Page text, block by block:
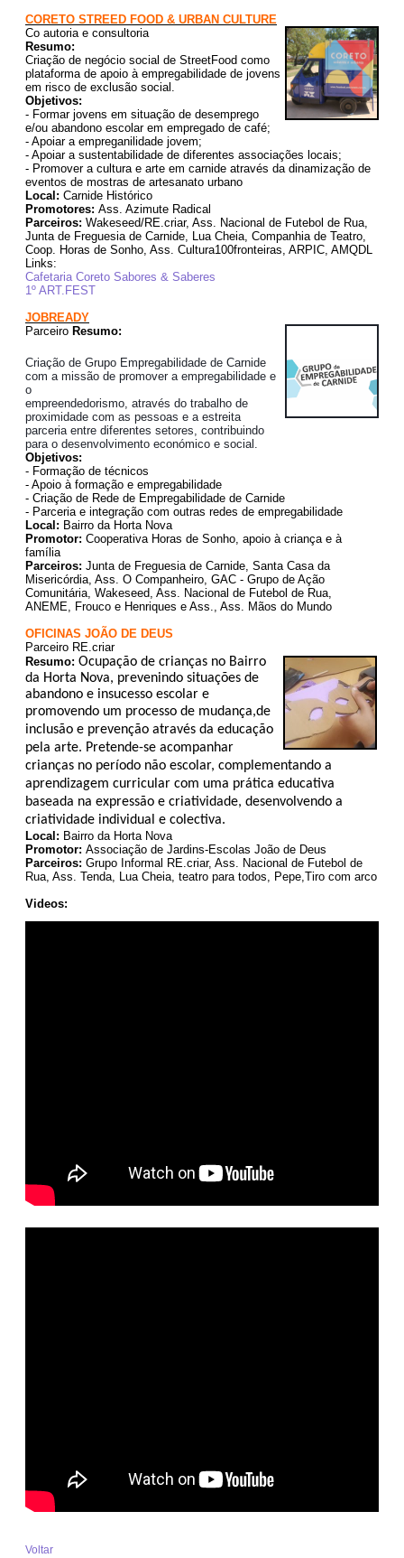
CORETO STREED FOOD & URBAN CULTURE
Co autoria e consultoria
Resumo:
Criação de negócio social de StreetFood como
plataforma de apoio à empregabilidade de jovens
em risco de exclusão social.
Objetivos:
- Formar jovens em situação de desemprego
e/ou abandono escolar em empregado de café;
- Apoiar a empreganilidade jovem;
- Apoiar a sustentabilidade de diferentes associações locais;
- Promover a cultura e arte em carnide através da dinamização de
eventos de mostras de artesanato urbano
Local: Carnide Histórico
Promotores: Ass. Azimute Radical
Parceiros: Wakeseed/RE.criar, Ass. Nacional de Futebol de Rua,
Junta de Freguesia de Carnide, Lua Cheia, Companhia de Teatro,
Coop. Horas de Sonho, Ass. Cultura100fronteiras, ARPIC, AMQDL
Links:
Cafetaria Coreto Sabores & Saberes
1º ART.FEST
JOBREADY
Parceiro Resumo:
Criação de Grupo Empregabilidade de Carnide
com a missão de promover a empregabilidade e
o
empreendedorismo, através do trabalho de
proximidade com as pessoas e a estreita
parceria entre diferentes setores, contribuindo
para o desenvolvimento económico e social.
Objetivos:
- Formação de técnicos
- Apoio à formação e empregabilidade
- Criação de Rede de Empregabilidade de Carnide
- Parceria e integração com outras redes de empregabilidade
Local: Bairro da Horta Nova
Promotor: Cooperativa Horas de Sonho, apoio à criança e à
família
Parceiros: Junta de Freguesia de Carnide, Santa Casa da
Misericórdia, Ass. O Companheiro, GAC - Grupo de Ação
Comunitária, Wakeseed, Ass. Nacional de Futebol de Rua,
ANEME, Frouco e Henriques e Ass., Ass. Mãos do Mundo
OFICINAS JOÃO DE DEUS
Parceiro RE.criar
Resumo: Ocupação de crianças no Bairro
da Horta Nova, prevenindo situações de
abandono e insucesso escolar e
promovendo um processo de mudança,de
inclusão e prevenção através da educação
pela arte. Pretende-se acompanhar
crianças no período não escolar, complementando a
aprendizagem curricular com uma prática educativa
baseada na expressão e criatividade, desenvolvendo a
criatividade individual e colectiva.
Local: Bairro da Horta Nova
Promotor: Associação de Jardins-Escolas João de Deus
Parceiros: Grupo Informal RE.criar, Ass. Nacional de Futebol de
Rua, Ass. Tenda, Lua Cheia, teatro para todos, Pepe,Tiro com arco
Videos:
Voltar